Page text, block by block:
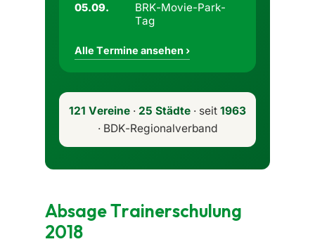
05.09.
BRK-Movie-Park-
Tag
Alle Termine ansehen ›
121 Vereine · 25 Städte · seit 1963
· BDK-Regionalverband
Absage Trainerschulung
2018